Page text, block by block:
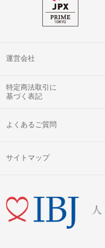
について
運営会社
特定商法取引に
基づく表記
よくあるご質問
サイトマップ